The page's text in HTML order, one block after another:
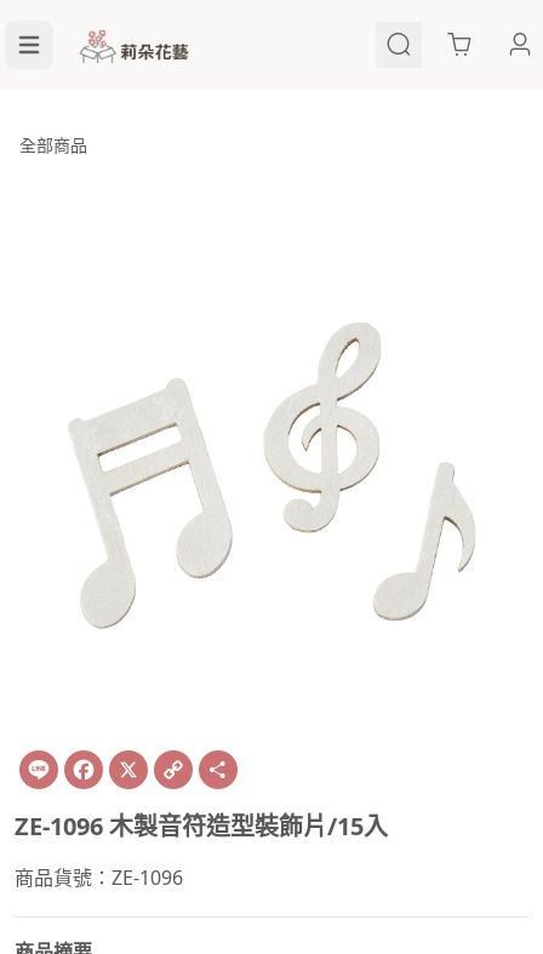
Cart
全部商品
Line Facebook
X Copy
Link
ZE-1096 木製音符造型裝飾片/15入
商品貨號：ZE-1096